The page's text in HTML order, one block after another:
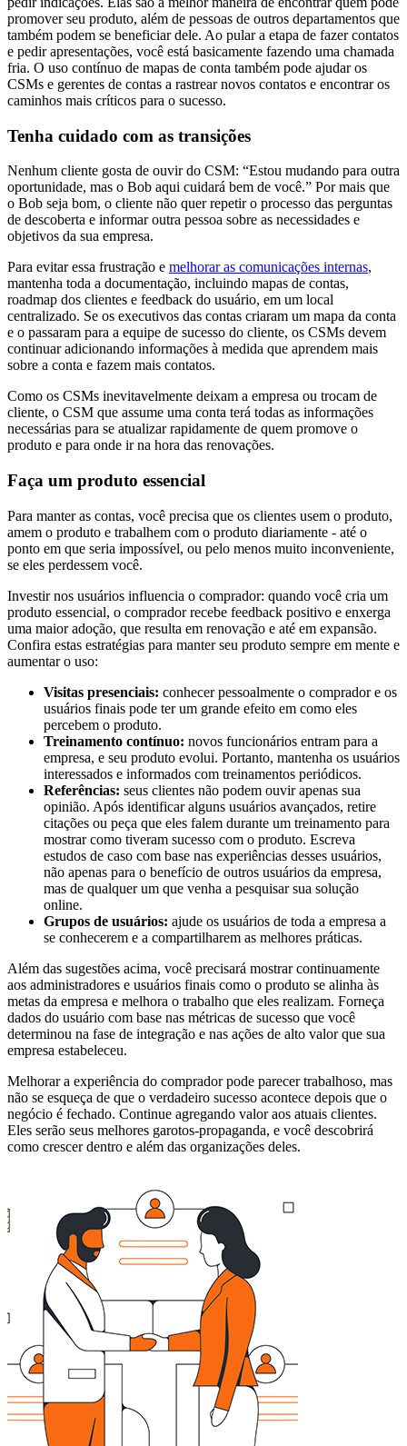
promover seu produto, além de pessoas de outros departamentos que
também podem se beneficiar dele. Ao pular a etapa de fazer contatos
e pedir apresentações, você está basicamente fazendo uma chamada
fria. O uso contínuo de mapas de conta também pode ajudar os
CSMs e gerentes de contas a rastrear novos contatos e encontrar os
caminhos mais críticos para o sucesso.
Tenha cuidado com as transições
Nenhum cliente gosta de ouvir do CSM: “Estou mudando para outra
oportunidade, mas o Bob aqui cuidará bem de você.” Por mais que
o Bob seja bom, o cliente não quer repetir o processo das perguntas
de descoberta e informar outra pessoa sobre as necessidades e
objetivos da sua empresa.
Para evitar essa frustração e melhorar as comunicações internas,
mantenha toda a documentação, incluindo mapas de contas,
roadmap dos clientes e feedback do usuário, em um local
centralizado. Se os executivos das contas criaram um mapa da conta
e o passaram para a equipe de sucesso do cliente, os CSMs devem
continuar adicionando informações à medida que aprendem mais
sobre a conta e fazem mais contatos.
Como os CSMs inevitavelmente deixam a empresa ou trocam de
cliente, o CSM que assume uma conta terá todas as informações
necessárias para se atualizar rapidamente de quem promove o
produto e para onde ir na hora das renovações.
Faça um produto essencial
Para manter as contas, você precisa que os clientes usem o produto,
amem o produto e trabalhem com o produto diariamente - até o
ponto em que seria impossível, ou pelo menos muito inconveniente,
se eles perdessem você.
Investir nos usuários influencia o comprador: quando você cria um
produto essencial, o comprador recebe feedback positivo e enxerga
uma maior adoção, que resulta em renovação e até em expansão.
Confira estas estratégias para manter seu produto sempre em mente e
aumentar o uso:
Visitas presenciais: conhecer pessoalmente o comprador e os
usuários finais pode ter um grande efeito em como eles
percebem o produto.
Treinamento contínuo: novos funcionários entram para a
empresa, e seu produto evolui. Portanto, mantenha os usuários
interessados e informados com treinamentos periódicos.
Referências: seus clientes não podem ouvir apenas sua
opinião. Após identificar alguns usuários avançados, retire
citações ou peça que eles falem durante um treinamento para
mostrar como tiveram sucesso com o produto. Escreva
estudos de caso com base nas experiências desses usuários,
não apenas para o benefício de outros usuários da empresa,
mas de qualquer um que venha a pesquisar sua solução
online.
Grupos de usuários: ajude os usuários de toda a empresa a
se conhecerem e a compartilharem as melhores práticas.
Além das sugestões acima, você precisará mostrar continuamente
aos administradores e usuários finais como o produto se alinha às
metas da empresa e melhora o trabalho que eles realizam. Forneça
dados do usuário com base nas métricas de sucesso que você
determinou na fase de integração e nas ações de alto valor que sua
empresa estabeleceu.
Melhorar a experiência do comprador pode parecer trabalhoso, mas
não se esqueça de que o verdadeiro sucesso acontece depois que o
negócio é fechado. Continue agregando valor aos atuais clientes.
Eles serão seus melhores garotos-propaganda, e você descobrirá
como crescer dentro e além das organizações deles.